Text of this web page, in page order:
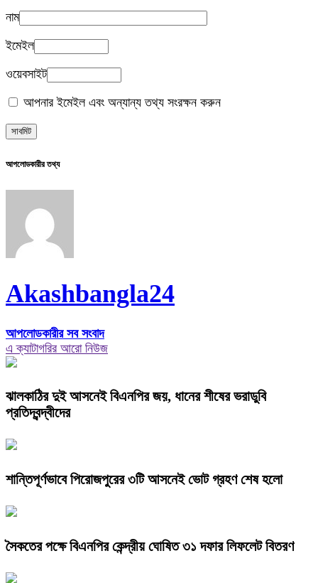
নাম
ইমেইল
ওয়েবসাইট
আপনার ইমেইল এবং অন্যান্য তথ্য সংরক্ষন করুন
আপলোডকারীর তথ্য
Akashbangla24
আপলোডকারীর সব সংবাদ
এ ক্যাটাগরির আরো নিউজ
ঝালকাঠির দুই আসনেই বিএনপির জয়, ধানের শীষের ভরাডুবি
প্রতিদ্বন্দ্বীদের
শান্তিপূর্ণভাবে পিরোজপুরের ৩টি আসনেই ভোট গ্রহণ শেষ হলো
সৈকতের পক্ষে বিএনপির কেন্দ্রীয় ঘোষিত ৩১ দফার লিফলেট বিতরণ